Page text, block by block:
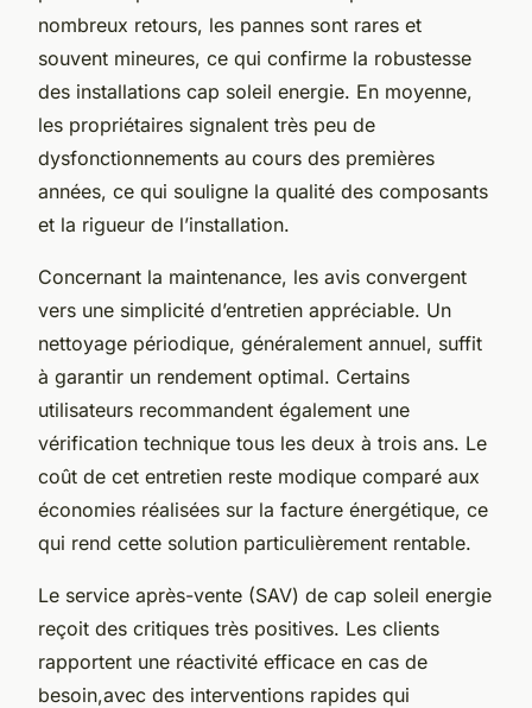
nombreux retours, les pannes sont rares et
souvent mineures, ce qui confirme la robustesse
des installations cap soleil energie. En moyenne,
les propriétaires signalent très peu de
dysfonctionnements au cours des premières
années, ce qui souligne la qualité des composants
et la rigueur de l’installation.
Concernant la maintenance, les avis convergent
vers une simplicité d’entretien appréciable. Un
nettoyage périodique, généralement annuel, suffit
à garantir un rendement optimal. Certains
utilisateurs recommandent également une
vérification technique tous les deux à trois ans. Le
coût de cet entretien reste modique comparé aux
économies réalisées sur la facture énergétique, ce
qui rend cette solution particulièrement rentable.
Le service après-vente (SAV) de cap soleil energie
reçoit des critiques très positives. Les clients
rapportent une réactivité efficace en cas de
besoin,avec des interventions rapides qui